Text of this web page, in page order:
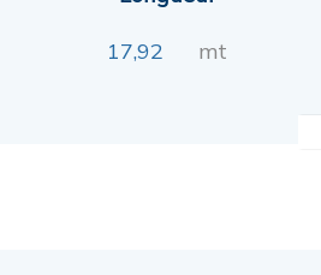
17,92 mt